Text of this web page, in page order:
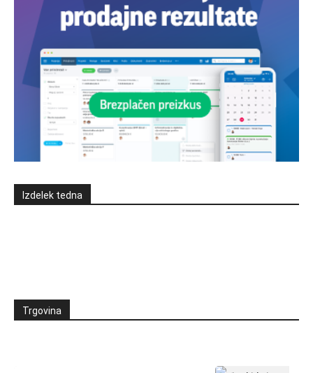
Izdelek tedna
Trgovina